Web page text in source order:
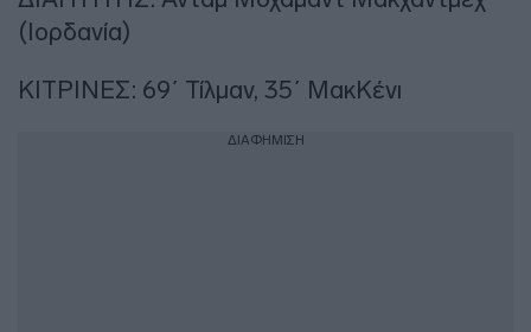
(Ιορδανία)
KITΡΙΝΕΣ: 69΄ Τίλμαν, 35΄ ΜακΚένι
ΔΙΑΦΗΜΙΣΗ